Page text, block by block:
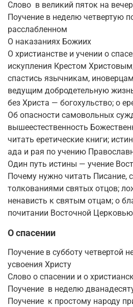
Слово в великий пяток на
Поучение в неделю четвертую
расслабленном
О наказаниях Божиих
О христианстве и учении о
искупления Крестом
спастись язычникам,
ведущим добродетельную
без Христа — богохульство; о
Об опасности самовольных
вышеестественность
читать еретические книги;
ада и рая по учению
Один путь истины — учение
Почему нужно читать Писание,
толкованиями святых отцов;
ненависть к святым отцам; о
почитании Восточной
О спасении
Поучение в субботу четвертой
усвоения Христу
Слово о спасении и о
Поучение в неделю
Поучение к простому народу